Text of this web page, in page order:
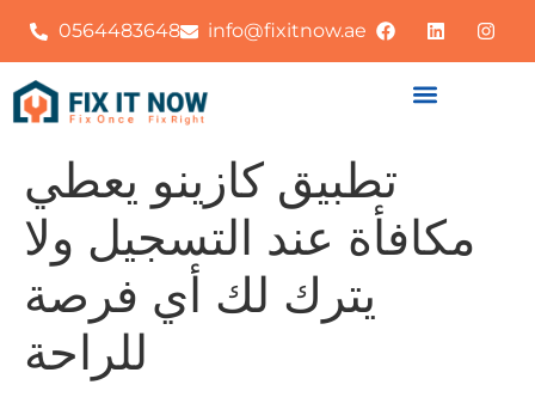
0564483648 info@fixitnow.ae
تطبيق كازينو يعطي
مكافأة عند التسجيل ولا
يترك لك أي فرصة
للراحة